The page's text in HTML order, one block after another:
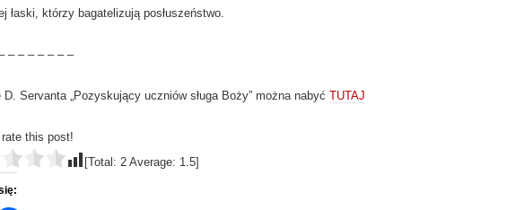
łaski, którzy bagatelizują posłuszeństwo.
– – – – – – –
D. Servanta „Pozyskujący uczniów sługa Boży” można nabyć TUTAJ
this post!
[Total: 2 Average: 1.5]